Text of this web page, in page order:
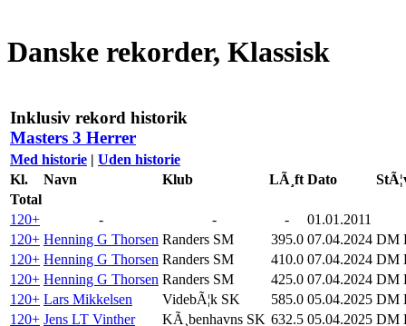
Danske rekorder, Klassisk
Inklusiv rekord historik
Masters 3 Herrer
Med historie | Uden historie
Kl.
Navn Klub LÃ¸ft Dato
Total
120+
- - -
01.01.2011
120+ Henning G Thorsen Randers SM 395.0 07.04.2024 DM
120+ Henning G Thorsen Randers SM 410.0 07.04.2024 DM
120+ Henning G Thorsen Randers SM 425.0 07.04.2024 DM
120+ Lars Mikkelsen VidebÃ¦k SK 585.0 05.04.2025 DM
120+ Jens LT Vinther KÃ¸benhavns SK 632.5 05.04.2025 DM